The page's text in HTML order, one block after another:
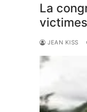
La
victimes
JEAN KISS